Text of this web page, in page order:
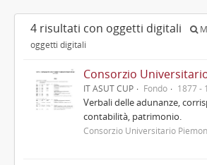
4 risultati con oggetti digitali
oggetti digitali
Consorzio
IT ASUT CUP Fondo 1877 -
Verbali delle adunanze,
contabilità, patrimonio.
Consorzio Universitario